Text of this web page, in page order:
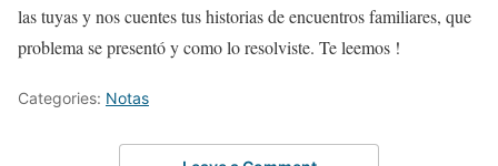
las tuyas y nos cuentes tus historias de encuentros familiares, que
problema se presentó y como lo resolviste. Te leemos !
Categories: Notas